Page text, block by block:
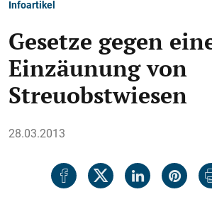
Infoartikel
Gesetze gegen
Einzäunung von
Streuobstwiesen
28.03.2013